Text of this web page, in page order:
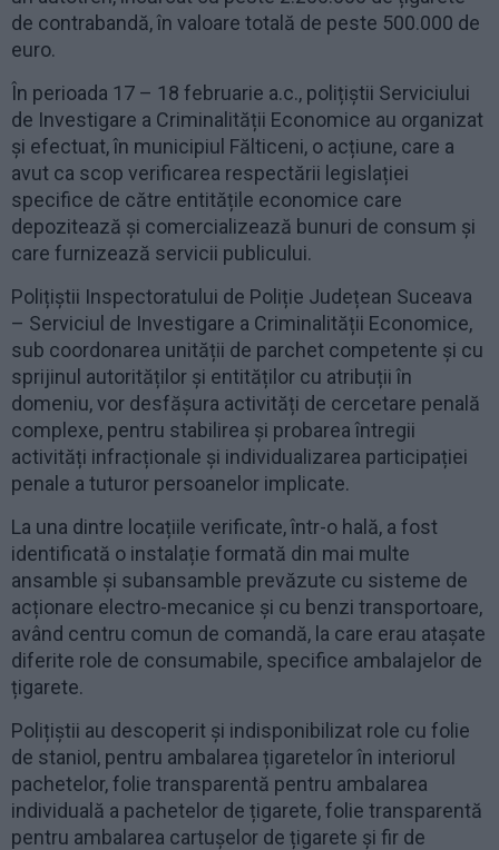
de contrabandă, în valoare totală de peste 500.000 de
euro.
În perioada 17 – 18 februarie a.c., polițiștii Serviciului
de Investigare a Criminalității Economice au organizat
și efectuat, în municipiul Fălticeni, o acțiune, care a
avut ca scop verificarea respectării legislației
specifice de către entitățile economice care
depozitează și comercializează bunuri de consum și
care furnizează servicii publicului.
Polițiștii Inspectoratului de Poliție Județean Suceava
– Serviciul de Investigare a Criminalității Economice,
sub coordonarea unității de parchet competente și cu
sprijinul autorităților și entităților cu atribuții în
domeniu, vor desfășura activități de cercetare penală
complexe, pentru stabilirea și probarea întregii
activități infracționale și individualizarea participației
penale a tuturor persoanelor implicate.
La una dintre locațiile verificate, într-o hală, a fost
identificată o instalație formată din mai multe
ansamble și subansamble prevăzute cu sisteme de
acționare electro-mecanice și cu benzi transportoare,
având centru comun de comandă, la care erau atașate
diferite role de consumabile, specifice ambalajelor de
țigarete.
Polițiștii au descoperit și indisponibilizat role cu folie
de staniol, pentru ambalarea țigaretelor în interiorul
pachetelor, folie transparentă pentru ambalarea
individuală a pachetelor de țigarete, folie transparentă
pentru ambalarea cartușelor de țigarete și fir de